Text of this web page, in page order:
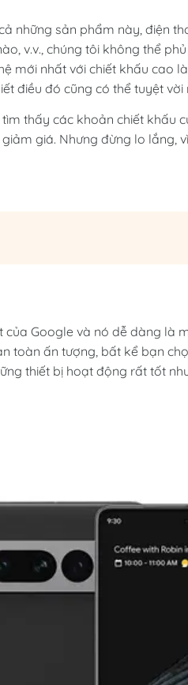
những sản phẩm này, điện
v.v., chúng tôi không thể
mới nhất với chiết khấu cao
điều đó cũng có thể tuyệt
thấy các khoản chiết khấu
giá. Nhưng đừng lo lắng,
của Google và nó dễ dàng là
toàn ấn tượng, bất kể bạn
thiết bị hoạt động rất tốt